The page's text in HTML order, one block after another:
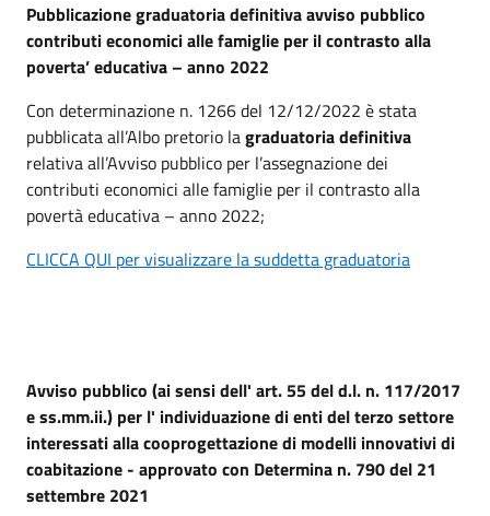
Pubblicazione graduatoria definitiva avviso pubblico
contributi economici alle famiglie per il contrasto alla
poverta’ educativa – anno 2022
Con determinazione n. 1266 del 12/12/2022 è stata
pubblicata all’Albo pretorio lagraduatoria definitiva
relativa all’Avviso pubblico per l’assegnazione dei
contributi economici alle famiglie per il contrasto alla
povertà educativa – anno 2022;
CLICCA QUI per visualizzare la suddetta graduatoria
Avviso pubblico (ai sensi dell' art. 55 del d.l. n. 117/2017
e ss.mm.ii.) per l' individuazione di enti del terzo settore
interessati alla cooprogettazione di modelli innovativi di
coabitazione - approvato con Determina n. 790 del 21
settembre 2021